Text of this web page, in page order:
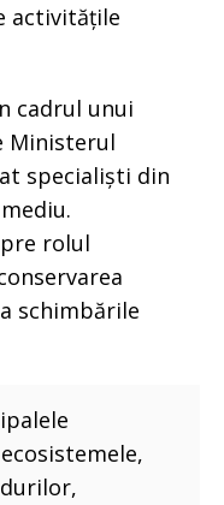
activitățile
cadrul unui
Ministerul
specialiști din
rolul
schimbările